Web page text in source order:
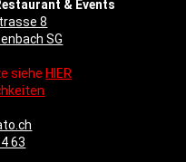
& Events
8
SG
siehe HIER
63